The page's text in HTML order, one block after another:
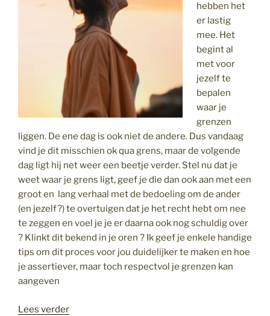
hebben het
er lastig
mee. Het
begint al
met voor
jezelf te
bepalen
waar je
grenzen
liggen. De ene dag is ook niet de andere. Dus vandaag
vind je dit misschien ok qua grens, maar de volgende
dag ligt hij net weer een beetje verder. Stel nu dat je
weet waar je grens ligt, geef je die dan ook aan met een
groot en lang verhaal met de bedoeling om de ander
(en jezelf?) te overtuigen dat je het recht hebt om nee
te zeggen en voel je je er daarna ook nog schuldig over
? Klinkt dit bekend in je oren ? Ik geef je enkele handige
tips om dit proces voor jou duidelijker te maken en hoe
je assertiever, maar toch respectvol je grenzen kan
aangeven
Lees verder“Je